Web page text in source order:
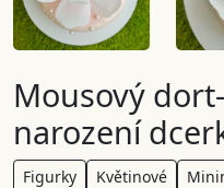
Mousový
narození
Figurky Květinové